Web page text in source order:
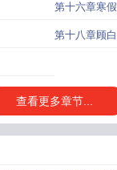
第十六章寒假
第十八章顾白
查看更多章节...